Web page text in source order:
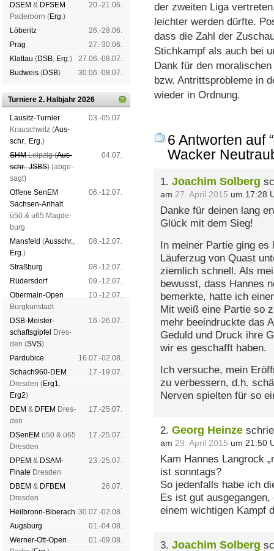
DSEM & DFSEM
Pader­born (Erg.)
20.-21.06.
Lö­be­ritz
26.-28.06.
Prag
27.-30.06.
Klat­tau (DSB, Erg.)
27.06.-08.07.
Bud­weis (DSB) 30.06.-08.07.
Turniere 2. Halbjahr 2026
Lau­sitz-Tur­nier
Krausch­witz (Aus­
schr., Erg.)
03.-05.07.
SHMLeip­zig (Aus­
schr.,JSBS) (ab­ge­
sagt)
04.07.
Offene SenEM
Sach­sen-An­halt
ü50 & ü65 Mag­de­
burg
06.-12.07.
Mans­feld (Aus­schr.,
Erg.)
08.-12.07.
Straß­burg
08.-12.07.
Rüders­dorf
09.-12.07.
Ober­main-Open
Burg­kun­stadt
10.-12.07.
DSB-Meister­
schafts­gipfel
Dres­
den (SVS)
16.-26.07.
Pardu­bice
16.07.-02.08.
Schach960-DEM
Dres­den (Erg1,
Erg2)
17.-19.07.
DEM & DFEM Dres­
den
17.-25.07.
DSenEM ü50 & ü65
Dres­den
17.-25.07.
DPEM & DSAM-
Finale Dres­den
23.-25.07.
DBEM & DFBEM
Dres­den
26.07.
Heil­bronn-Bi­ber­ach 30.07.-02.08.
Augs­burg
01.-04.08.
Werner-Ott-Open
01.-09.08.
der zweiten Liga
leichter werden dürfte.
dass die Zahl der
Stichkampf als auch bei
Dank für den
bzw. Antrittsprobleme in
wieder in Ordnung.
6 Antworten auf
Wacker
1. Joachim Solberg
am 27. April 2015 um 17:28
Danke für deinen lang
Glück mit dem Sieg!
In meiner Partie ging
Läuferzug von Quast
ziemlich schnell. Als
bewusst, dass Hannes
bemerkte, hatte ich
Mit weiß eine Partie so
mehr beeindruckte das
Geduld und Druck ihre
wir es geschafft haben.
Ich versuche, mein
zu verbessern, d.h.
Nerven spielten für so
2. Georg Heinze
am 29. April 2015 um 21:50
Kam Hannes Langrock
ist sonntags?
So jedenfalls habe ich
Es ist gut
einem wichtigen Kampf
3. Joachim Solberg